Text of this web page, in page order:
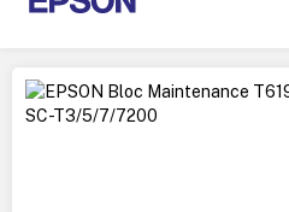
Ignorer la galerie d'images